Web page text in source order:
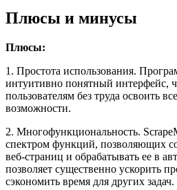
Плюсы и минусы
Плюсы:
1. Простота использования.
интуитивно понятный интерфейс,
пользователям без труда освоить
возможности.
2. Многофункциональность.
спектром функций, позволяющих
веб-страниц и обрабатывать ее в
позволяет существенно ускорить
сэкономить время для других задач.